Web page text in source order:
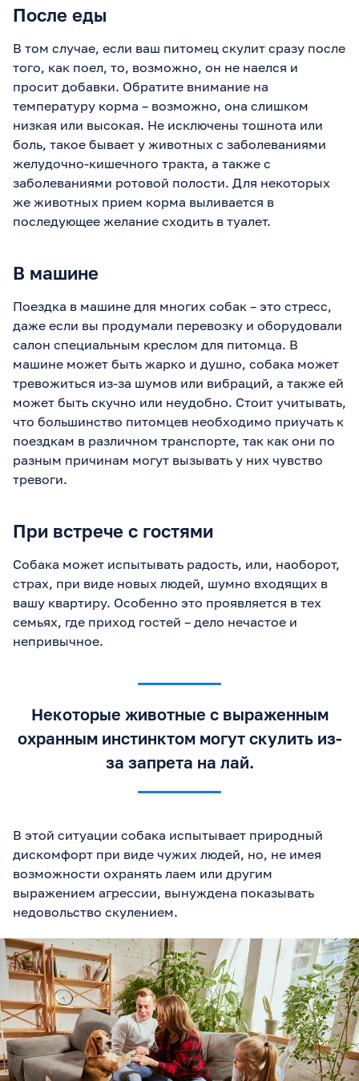
После еды
В том случае, если ваш питомец скулит сразу после
того, как поел, то, возможно, он не наелся и
просит добавки. Обратите внимание на
температуру корма – возможно, она слишком
низкая или высокая. Не исключены тошнота или
боль, такое бывает у животных с заболеваниями
желудочно-кишечного тракта, а также с
заболеваниями ротовой полости. Для некоторых
же животных прием корма выливается в
последующее желание сходить в туалет.
В машине
Поездка в машине для многих собак – это стресс,
даже если вы продумали перевозку и оборудовали
салон специальным креслом для питомца. В
машине может быть жарко и душно, собака может
тревожиться из-за шумов или вибраций, а также ей
может быть скучно или неудобно. Стоит учитывать,
что большинство питомцев необходимо приучать к
поездкам в различном транспорте, так как они по
разным причинам могут вызывать у них чувство
тревоги.
При встрече с гостями
Собака может испытывать радость, или, наоборот,
страх, при виде новых людей, шумно входящих в
вашу квартиру. Особенно это проявляется в тех
семьях, где приход гостей – дело нечастое и
непривычное.
Некоторые животные с выраженным
охранным инстинктом могут скулить из-
за запрета на лай.
В этой ситуации собака испытывает природный
дискомфорт при виде чужих людей, но, не имея
возможности охранять лаем или другим
выражением агрессии, вынуждена показывать
недовольство скулением.